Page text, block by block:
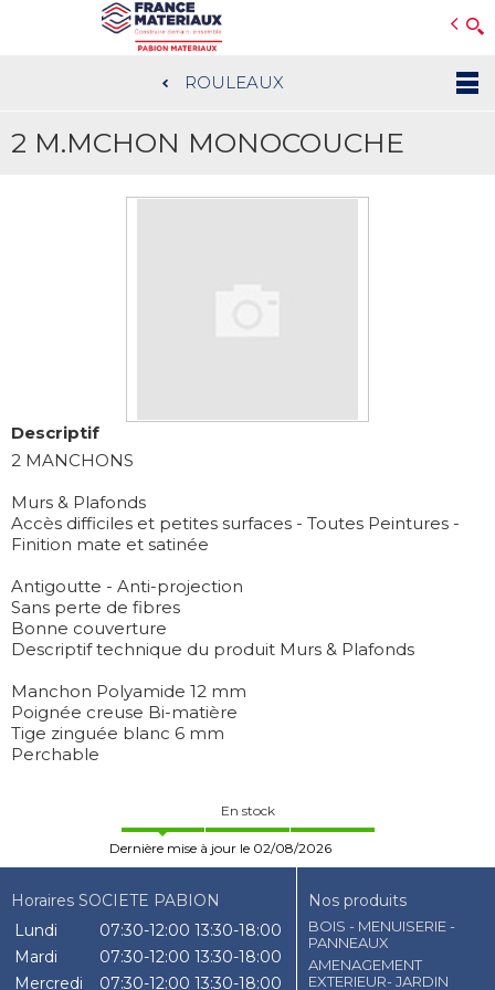
au
contenu
ROULEAUX
2 M.MCHON MONOCOUCHE
Descriptif
2 MANCHONS
Murs & Plafonds
Accès difficiles et petites surfaces - Toutes Peintures -
Finition mate et satinée
Antigoutte - Anti-projection
Sans perte de fibres
Bonne couverture
Descriptif technique du produit Murs & Plafonds
Manchon Polyamide 12 mm
Poignée creuse Bi-matière
Tige zinguée blanc 6 mm
Perchable
En stock
Dernière mise à jour le 02/08/2026
Horaires SOCIETE PABION
Lundi
07:30-12:00 13:30-18:00
Mardi
07:30-12:00 13:30-18:00
Mercredi
07:30-12:00 13:30-18:00
Nos produits
BOIS - MENUISERIE -
PANNEAUX
AMENAGEMENT
EXTERIEUR- JARDIN